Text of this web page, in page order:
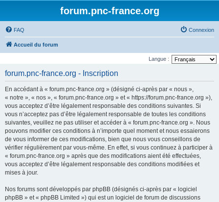
forum.pnc-france.org
FAQ Connexion
Accueil du forum
Langue :
forum.pnc-france.org - Inscription
En accédant à « forum.pnc-france.org » (désigné ci-après par « nous »,
« notre », « nos », « forum.pnc-france.org » et « https://forum.pnc-france.org »),
vous acceptez d’être légalement responsable des conditions suivantes. Si
vous n’acceptez pas d’être légalement responsable de toutes les conditions
suivantes, veuillez ne pas utiliser et accéder à « forum.pnc-france.org ». Nous
pouvons modifier ces conditions à n’importe quel moment et nous essaierons
de vous informer de ces modifications, bien que nous vous conseillons de
vérifier régulièrement par vous-même. En effet, si vous continuez à participer à
« forum.pnc-france.org » après que des modifications aient été effectuées,
vous acceptez d’être légalement responsable des conditions modifiées et
mises à jour.
Nos forums sont développés par phpBB (désignés ci-après par « logiciel
phpBB » et « phpBB Limited ») qui est un logiciel de forum de discussions